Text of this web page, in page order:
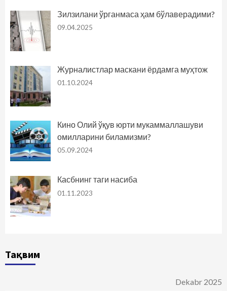
Зилзилани ўрганмаса ҳам бўлаверадими?
09.04.2025
Журналистлар маскани ёрдамга муҳтож
01.10.2024
Кино Олий ўқув юрти мукаммаллашуви
омилларини биламизми?
05.09.2024
Касбнинг таги насиба
01.11.2023
Тақвим
Dekabr 2025